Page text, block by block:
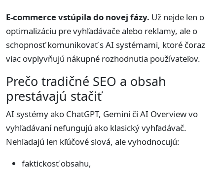
E-commerce vstúpila do novej fázy. Už nejde len o
optimalizáciu pre vyhľadávače alebo reklamy, ale o
schopnosť komunikovať s AI systémami, ktoré čoraz
viac ovplyvňujú nákupné rozhodnutia používateľov.
Prečo tradičné SEO a obsah
prestávajú stačiť
AI systémy ako ChatGPT, Gemini či AI Overview vo
vyhľadávaní nefungujú ako klasický vyhľadávač.
Nehľadajú len kľúčové slová, ale vyhodnocujú:
faktickosť obsahu,